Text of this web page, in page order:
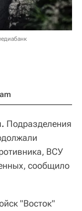
Подразделения
ВСУ
сообщило
"Восток"